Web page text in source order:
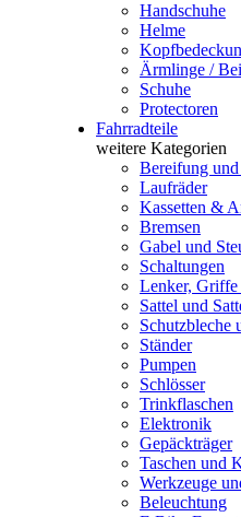
Handschuhe
Helme
Ärmlinge /
Schuhe
Protectoren
Fahrradteile
weitere Kategorien
Bereifung
Laufräder
Kassetten &
Bremsen
Gabel und
Schaltungen
Lenker, Griffe
Sattel und
Schutzbleche
Ständer
Pumpen
Schlösser
Trinkflaschen
Elektronik
Gepäckträger
Taschen und
Werkzeuge
Beleuchtung